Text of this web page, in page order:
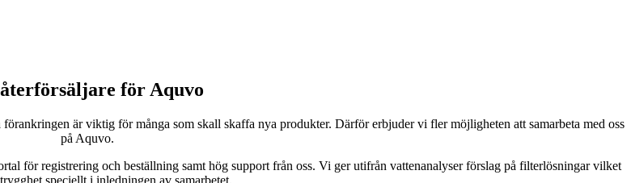
för Aquvo
är viktig för många som skall skaffa nya produkter. Därför erbjuder vi fler möjligheten att samarbeta med oss
på Aquvo.
för registrering och beställning samt hög support från oss. Vi ger utifrån vattenanalyser förslag på filterlösningar vilket
speciellt i inledningen av samarbetet.